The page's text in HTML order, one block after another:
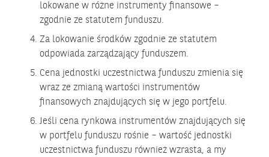
lokowane w różne instrumenty finansowe –
zgodnie ze statutem funduszu.
Za lokowanie środków zgodnie ze statutem
odpowiada zarządzający funduszem.
Cena jednostki uczestnictwa funduszu zmienia się
wraz ze zmianą wartości instrumentów
finansowych znajdujących się w jego portfelu.
Jeśli cena rynkowa instrumentów znajdujących się
w portfelu funduszu rośnie – wartość jednostki
uczestnictwa funduszu również wzrasta, a my